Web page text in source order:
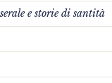
e storie di santità